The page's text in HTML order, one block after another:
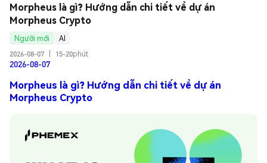
Morpheus là gì? Hướng dẫn chi tiết về dự án
Morpheus Crypto
Người mới
AI
2026-08-07
15-20phút
2026-08-07
Morpheus là gì? Hướng dẫn chi tiết về dự án
Morpheus Crypto